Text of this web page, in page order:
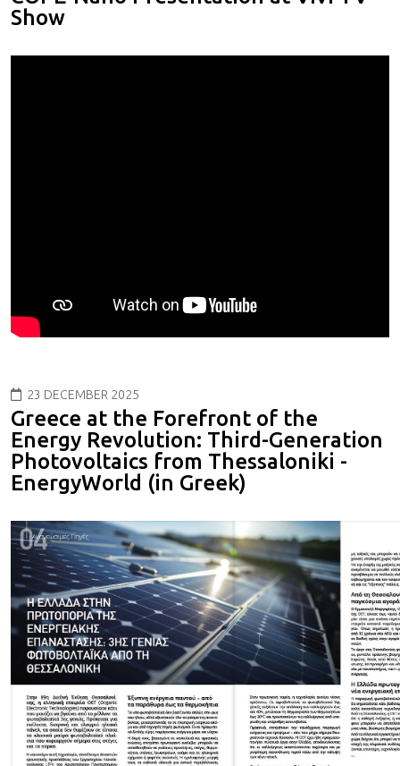
Show
23 DECEMBER 2025
Greece at the Forefront of the
Energy Revolution: Third-Generation
Photovoltaics from Thessaloniki -
EnergyWorld (in Greek)